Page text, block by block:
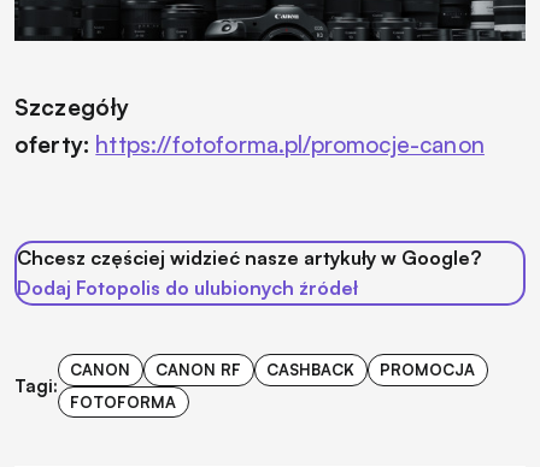
Szczegóły
oferty: https://fotoforma.pl/promocje-canon
Chcesz częściej widzieć nasze artykuły w Google?
Dodaj Fotopolis do ulubionych źródeł
Tagi:
CANON CANON RF CASHBACK
PROMOCJA
FOTOFORMA